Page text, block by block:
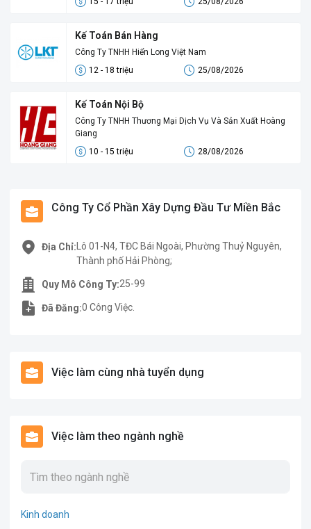
Kế Toán Bán Hàng
Công Ty TNHH Hiển Long Việt Nam
12 - 18 triệu
25/08/2026
Kế Toán Nội Bộ
Công Ty TNHH Thương Mại Dịch Vụ Và Sản Xuất Hoàng
Giang
10 - 15 triệu
28/08/2026
Công Ty Cổ Phần Xây Dựng Đầu Tư Miền Bắc
Địa Chỉ: Lô 01-N4, TĐC Bái Ngoài, Phường Thuỷ Nguyên,
Thành phố Hải Phòng;
Quy Mô Công Ty:25-99
Đã Đăng:0 Công Việc.
Việc làm cùng nhà tuyển dụng
Việc làm theo ngành nghề
Kinh doanh